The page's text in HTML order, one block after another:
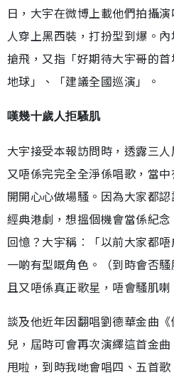
日，大宇在微博上載他們拍攝
人穿上黑西裝，打扮型到爆。
搶飛，又指「好期待大宇哥的
地球」、「建議全國巡演」。
嘆幾十歲人拒騷肌
大宇接受本報訪問時，透露三
又唔係完完全全淨係唱歌，當
開開心心做場騷。因為大家都
經典港劇，想搵個機會當係紀
回憶？大宇稱︰「以前大家都
一啲有型嘅角色。（到時會否
且又唔係真正歌星，唔會騷肌喇
談及他近年因翻唱劉德華金曲
兒，屆時可會再次演繹這首金
甩啦，到時我哋會唱四、五首